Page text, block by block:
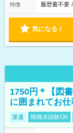
特徴 履歴書不要 /
気になる！
1750円＊【図
に囲まれてお
派遣 職種未経験OK